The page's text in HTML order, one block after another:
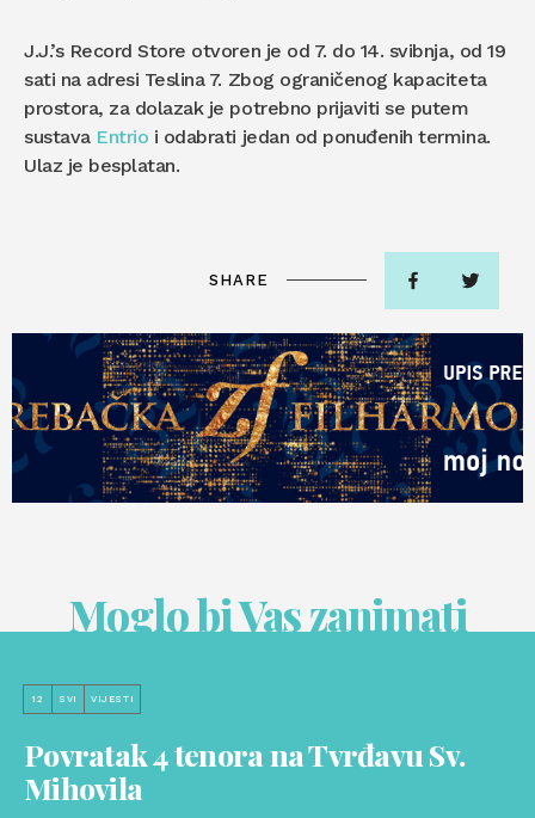
J.J.’s Record Store otvoren je od 7. do 14. svibnja, od 19
sati na adresi Teslina 7. Zbog ograničenog kapaciteta
prostora, za dolazak je potrebno prijaviti se putem
sustava Entrio i odabrati jedan od ponuđenih termina.
Ulaz je besplatan.
SHARE
Moglo bi Vas zanimati
12 SVI VIJESTI
Povratak 4 tenora na Tvrđavu Sv.
Mihovila